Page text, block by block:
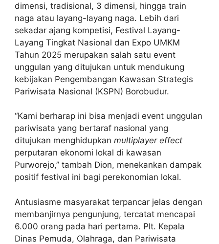
dimensi, tradisional, 3 dimensi, hingga train
naga atau layang-layang naga. Lebih dari
sekadar ajang kompetisi, Festival Layang-
Layang Tingkat Nasional dan Expo UMKM
Tahun 2025 merupakan salah satu event
unggulan yang ditujukan untuk mendukung
kebijakan Pengembangan Kawasan Strategis
Pariwisata Nasional (KSPN) Borobudur.
“Kami berharap ini bisa menjadi event unggulan
pariwisata yang bertaraf nasional yang
ditujukan menghidupkan multiplayer effect
perputaran ekonomi lokal di kawasan
Purworejo,” tambah Dion, menekankan dampak
positif festival ini bagi perekonomian lokal.
Antusiasme masyarakat terpancar jelas dengan
membanjirnya pengunjung, tercatat mencapai
6.000 orang pada hari pertama. Plt. Kepala
Dinas Pemuda, Olahraga, dan Pariwisata